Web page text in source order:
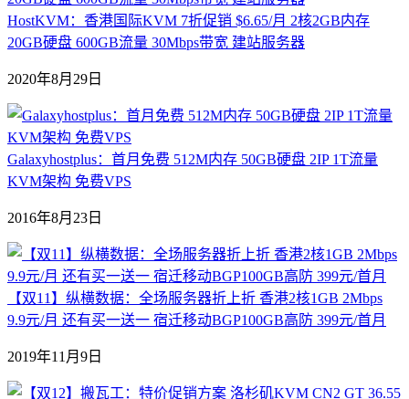
HostKVM：香港国际KVM 7折促销 $6.65/月 2核2GB内存
20GB硬盘 600GB流量 30Mbps带宽 建站服务器
2020年8月29日
Galaxyhostplus：首月免费 512M内存 50GB硬盘 2IP 1T流量
KVM架构 免费VPS
2016年8月23日
【双11】纵横数据：全场服务器折上折 香港2核1GB 2Mbps
9.9元/月 还有买一送一 宿迁移动BGP100GB高防 399元/首月
2019年11月9日